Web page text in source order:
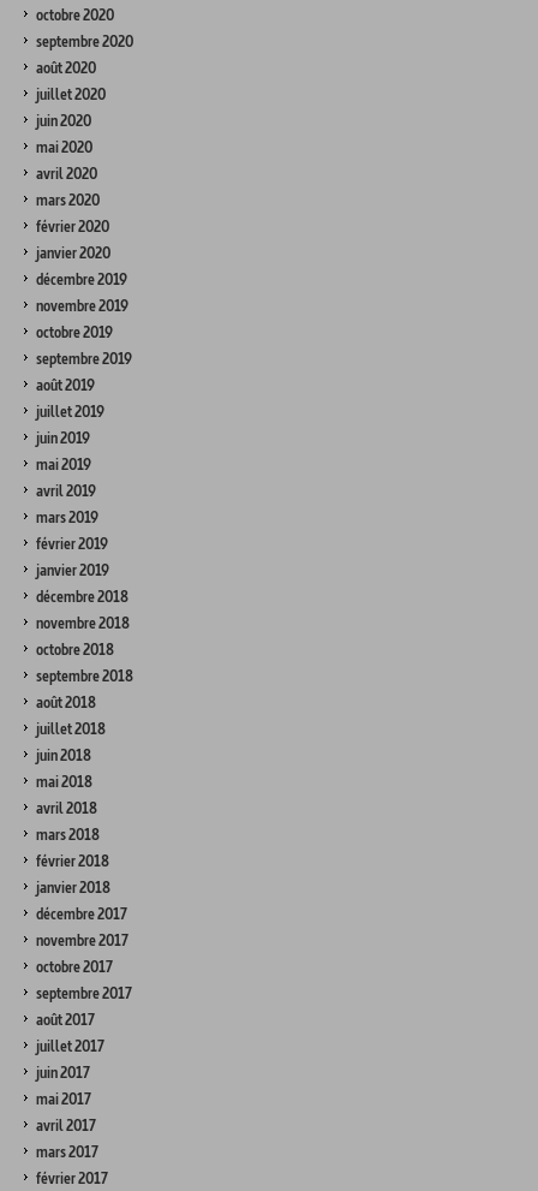
octobre 2020
septembre 2020
août 2020
juillet 2020
juin 2020
mai 2020
avril 2020
mars 2020
février 2020
janvier 2020
décembre 2019
novembre 2019
octobre 2019
septembre 2019
août 2019
juillet 2019
juin 2019
mai 2019
avril 2019
mars 2019
février 2019
janvier 2019
décembre 2018
novembre 2018
octobre 2018
septembre 2018
août 2018
juillet 2018
juin 2018
mai 2018
avril 2018
mars 2018
février 2018
janvier 2018
décembre 2017
novembre 2017
octobre 2017
septembre 2017
août 2017
juillet 2017
juin 2017
mai 2017
avril 2017
mars 2017
février 2017